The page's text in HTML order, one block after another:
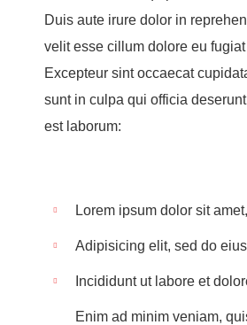
Duis aute irure dolor in
velit esse cillum dolore eu
Excepteur sint occaecat
sunt in culpa qui officia
est laborum:
Lorem ipsum dolor sit
Adipisicing elit, sed do
Incididunt ut labore et
Enim ad minim veniam,